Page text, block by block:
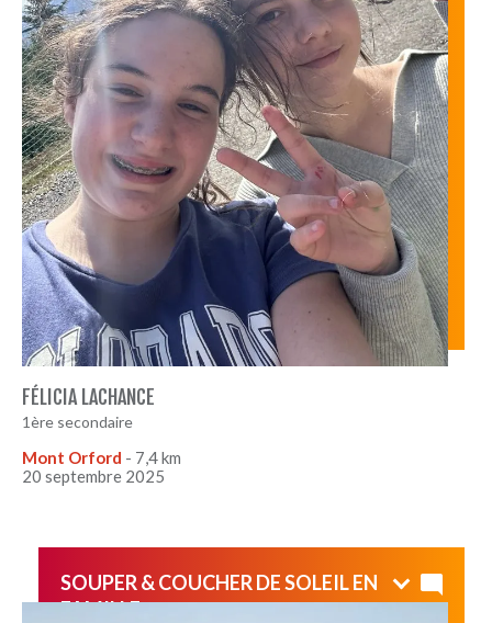
FÉLICIA LACHANCE
1ère secondaire
Mont Orford - 7,4 km
20 septembre 2025
SOUPER & COUCHER DE SOLEIL EN
FAMILLE